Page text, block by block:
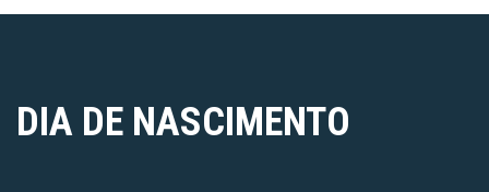
DIA DE NASCIMENTO